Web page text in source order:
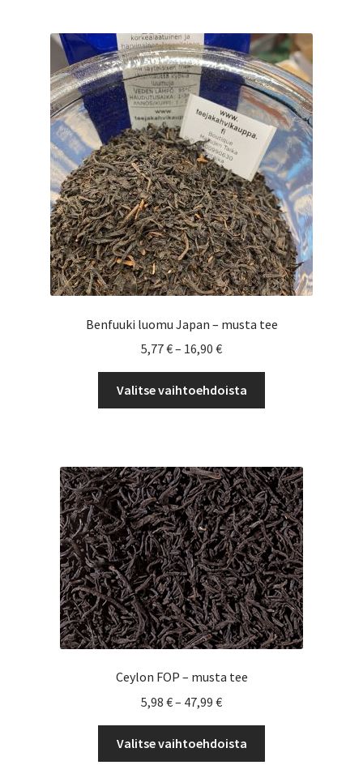
Voit
tehdä
valinnat
tuotteen
sivulla.
Benfuuki luomu Japan – musta tee
5,77€– 16,90 €Hintaluokka:
5,77 €
-
16,90 €
Valitse vaihtoehdoista
Voit
tehdä
valinnat
tuotteen
sivulla.
Ceylon FOP – musta tee
5,98 €– 47,99 €Hintaluokka:
5,98 €
-
47,99 €
Valitse vaihtoehdoista